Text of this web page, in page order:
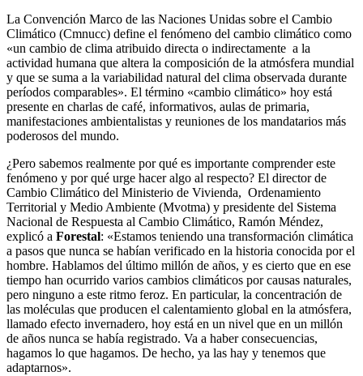
La Convención Marco de las Naciones Unidas sobre el Cambio
Climático (Cmnucc) define el fenómeno del cambio climático como
«un cambio de clima atribuido directa o indirectamente a la
actividad humana que altera la composición de la atmósfera mundial
y que se suma a la variabilidad natural del clima observada durante
períodos comparables». El término «cambio climático» hoy está
presente en charlas de café, informativos, aulas de primaria,
manifestaciones ambientalistas y reuniones de los mandatarios más
poderosos del mundo.
¿Pero sabemos realmente por qué es importante comprender este
fenómeno y por qué urge hacer algo al respecto? El director de
Cambio Climático del Ministerio de Vivienda, Ordenamiento
Territorial y Medio Ambiente (Mvotma) y presidente del Sistema
Nacional de Respuesta al Cambio Climático, Ramón Méndez,
explicó a Forestal: «Estamos teniendo una transformación climática
a pasos que nunca se habían verificado en la historia conocida por el
hombre. Hablamos del último millón de años, y es cierto que en ese
tiempo han ocurrido varios cambios climáticos por causas naturales,
pero ninguno a este ritmo feroz. En particular, la concentración de
las moléculas que producen el calentamiento global en la atmósfera,
llamado efecto invernadero, hoy está en un nivel que en un millón
de años nunca se había registrado. Va a haber consecuencias,
hagamos lo que hagamos. De hecho, ya las hay y tenemos que
adaptarnos».